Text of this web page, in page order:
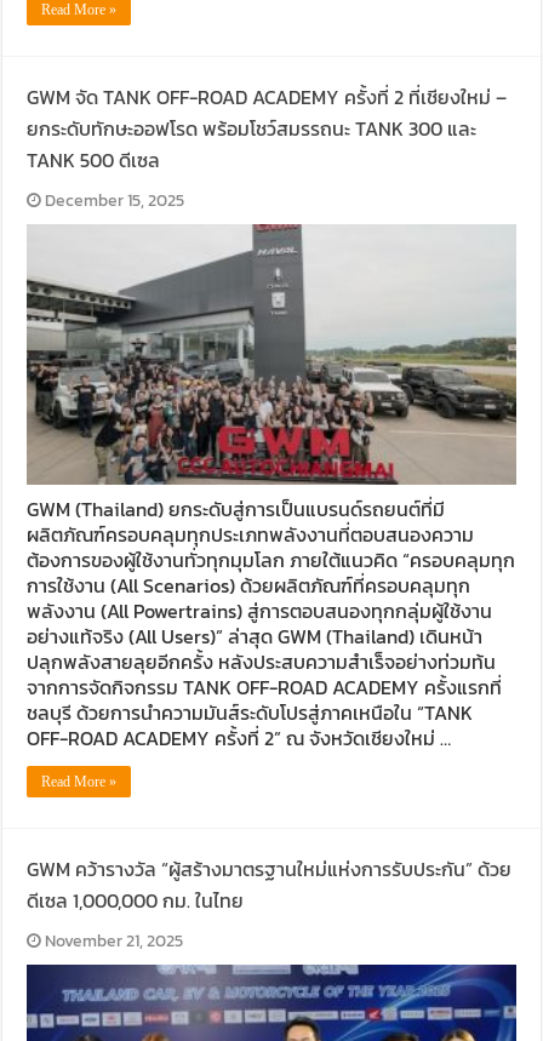
Read More »
GWM จัด TANK OFF-ROAD ACADEMY ครั้งที่ 2 ที่เชียงใหม่ –
ยกระดับทักษะออฟโรด พร้อมโชว์สมรรถนะ TANK 300 และ
TANK 500 ดีเซล
December 15, 2025
GWM (Thailand) ยกระดับสู่การเป็นแบรนด์รถยนต์ที่มี
ผลิตภัณฑ์ครอบคลุมทุกประเภทพลังงานที่ตอบสนองความ
ต้องการของผู้ใช้งานทั่วทุกมุมโลก ภายใต้แนวคิด “ครอบคลุมทุก
การใช้งาน (All Scenarios) ด้วยผลิตภัณฑ์ที่ครอบคลุมทุก
พลังงาน (All Powertrains) สู่การตอบสนองทุกกลุ่มผู้ใช้งาน
อย่างแท้จริง (All Users)” ล่าสุด GWM (Thailand) เดินหน้า
ปลุกพลังสายลุยอีกครั้ง หลังประสบความสำเร็จอย่างท่วมท้น
จากการจัดกิจกรรม TANK OFF-ROAD ACADEMY ครั้งแรกที่
ชลบุรี ด้วยการนำความมันส์ระดับโปรสู่ภาคเหนือใน “TANK
OFF-ROAD ACADEMY ครั้งที่ 2” ณ จังหวัดเชียงใหม่ …
Read More »
GWM คว้ารางวัล “ผู้สร้างมาตรฐานใหม่แห่งการรับประกัน” ด้วย
ดีเซล 1,000,000 กม. ในไทย
November 21, 2025